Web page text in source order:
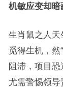
机敏应变却暗
生肖鼠之人天
觅得生机，然
阻滞，项目
尤需警惕领